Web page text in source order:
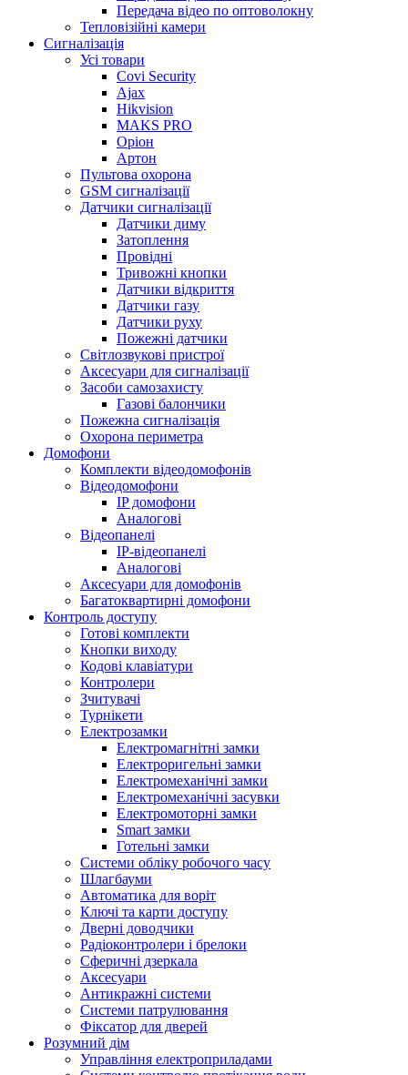
Передача відео по оптоволокну
Тепловізійні камери
Cигналізація
Усі товари
Covi Security
Ajax
Hikvision
MAKS PRO
Оріон
Артон
Пультова охорона
GSM сигналізації
Датчики сигналізації
Датчики диму
Затоплення
Провідні
Тривожні кнопки
Датчики відкриття
Датчики газу
Датчики руху
Пожежні датчики
Світлозвукові пристрої
Аксесуари для сигналізації
Засоби самозахисту
Газові балончики
Пожежна сигналізація
Охорона периметра
Домофони
Комплекти відеодомофонів
Відеодомофони
IP домофони
Аналогові
Відеопанелі
IP-відеопанелі
Аналогові
Аксесуари для домофонів
Багатоквартирні домофони
Контроль доступу
Готові комплекти
Кнопки виходу
Кодові клавіатури
Контролери
Зчитувачі
Турнікети
Електрозамки
Електромагнітні замки
Електроригельні замки
Електромеханічні замки
Електромеханічні засувки
Електромоторні замки
Smart замки
Готельні замки
Системи обліку робочого часу
Шлагбауми
Автоматика для воріт
Ключі та карти доступу
Дверні доводчики
Радіоконтролери і брелоки
Сферичні дзеркала
Аксесуари
Антикражні системи
Системи патрулювання
Фіксатор для дверей
Розумний дім
Управління електроприладами